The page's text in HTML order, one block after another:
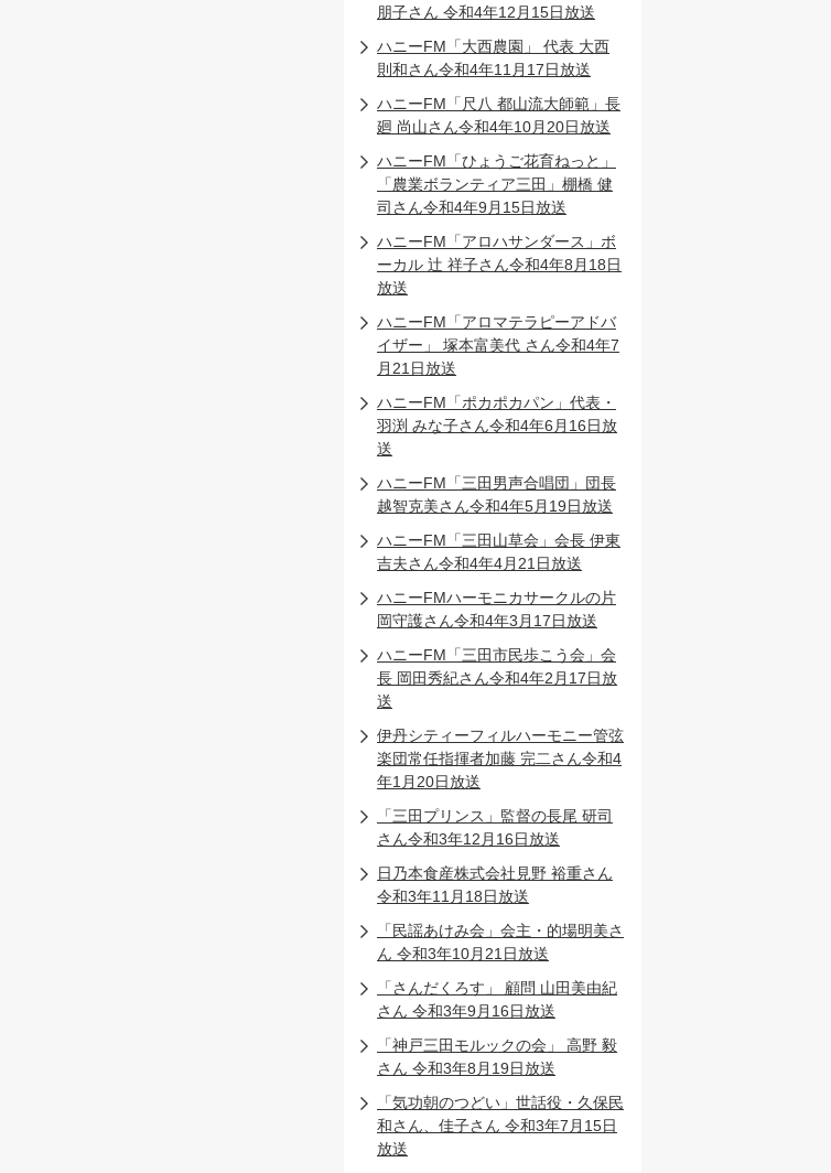
朋子さん 令和4年12月15日放送
ハニーFM「大西農園」 代表 大西
則和さん令和4年11月17日放送
ハニーFM「尺八 都山流大師範」長
廻 尚山さん令和4年10月20日放送
ハニーFM「ひょうご花育ねっと」
「農業ボランティア三田」棚橋 健
司さん令和4年9月15日放送
ハニーFM「アロハサンダース」ボ
ーカル 辻 祥子さん令和4年8月18日
放送
ハニーFM「アロマテラピーアドバ
イザー」 塚本富美代 さん令和4年7
月21日放送
ハニーFM「ポカポカパン」代表・
羽渕 みな子さん令和4年6月16日放
送
ハニーFM「三田男声合唱団」団長
越智克美さん令和4年5月19日放送
ハニーFM「三田山草会」会長 伊東
吉夫さん令和4年4月21日放送
ハニーFMハーモニカサークルの片
岡守護さん令和4年3月17日放送
ハニーFM「三田市民歩こう会」会
長 岡田秀紀さん令和4年2月17日放
送
伊丹シティーフィルハーモニー管弦
楽団常任指揮者加藤 完二さん令和4
年1月20日放送
「三田プリンス」監督の長尾 研司
さん令和3年12月16日放送
日乃本食産株式会社見野 裕重さん
令和3年11月18日放送
「民謡あけみ会」会主・的場明美さ
ん 令和3年10月21日放送
「さんだくろす」 顧問 山田美由紀
さん 令和3年9月16日放送
「神戸三田モルックの会」 高野 毅
さん 令和3年8月19日放送
「気功朝のつどい」世話役・久保民
和さん、佳子さん 令和3年7月15日
放送